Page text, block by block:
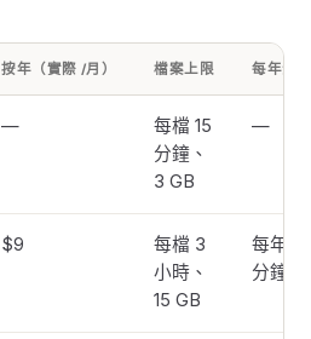
按年（實際 /月） 檔案上限 每年分
—
每檔 15
分鐘、
3 GB
—
$9
每檔 3
小時、
15 GB
每年
分鐘